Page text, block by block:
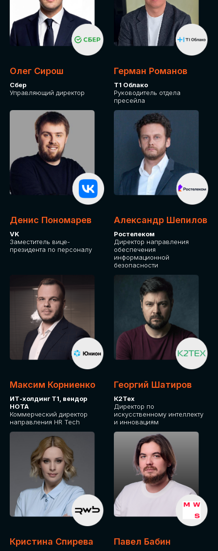
Олег Сирош
Сбер
Управляющий директор
Герман Романов
Т1 Облако
Руководитель отдела
пресейла
Денис Пономарев
VK
Заместитель вице-
президента по персоналу
Александр Шепилов
Ростелеком
Директор направления
обеспечения
информационной
безопасности
Максим Корниенко
ИТ-холдинг Т1, вендор
НОТА
Коммерческий директор
направления HR Tech
Георгий Шатиров
К2Тех
Директор по
искусственному интеллекту
и инновациям
Кристина Спирева Павел Бабин